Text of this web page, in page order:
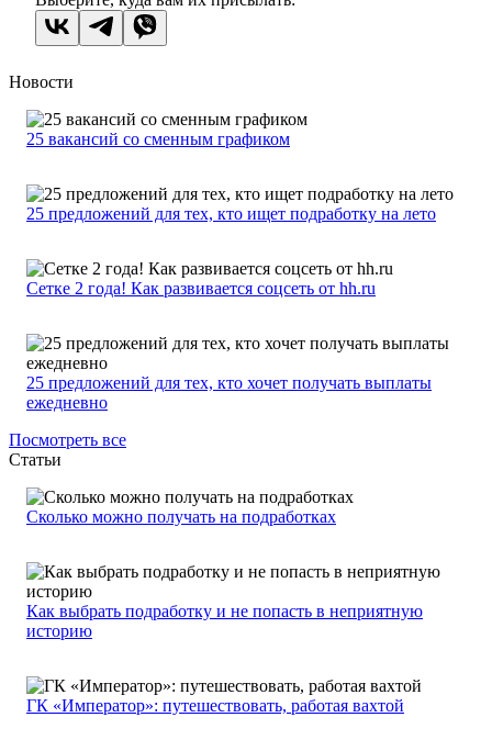
Новости
25 вакансий со сменным графиком
25 предложений для тех, кто ищет подработку на лето
Сетке 2 года! Как развивается соцсеть от hh.ru
25 предложений для тех, кто хочет получать выплаты
ежедневно
Посмотреть все
Статьи
Сколько можно получать на подработках
Как выбрать подработку и не попасть в неприятную
историю
ГК «Император»: путешествовать, работая вахтой